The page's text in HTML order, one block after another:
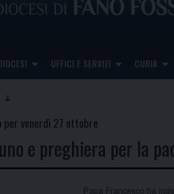
UFFICI E SERVIZI CURIA
per venerdì 27 ottobre
e preghiera per la
Papa Francesco ha